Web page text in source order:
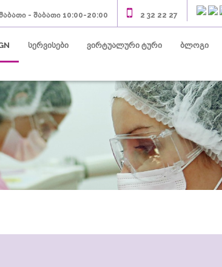
2 32 22 27
- შაბათი 10:00-20:00
(current)
სერვისები(current)ვირტუალური ტური(current)
ბლოგი